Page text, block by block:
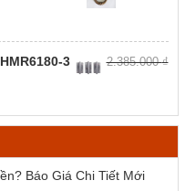
3 2.385.000₫
Báo Giá Chi Tiết Mới